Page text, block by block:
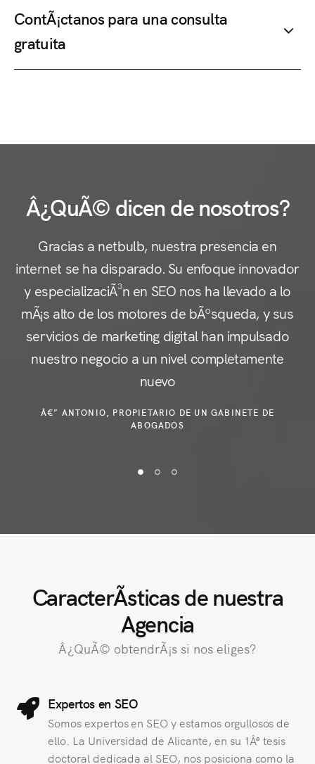
ContÃ¡ctanos para una consulta
gratuita
Â¿QuÃ© dicen de nosotros?
Gracias a netbulb, nuestra presencia en
internet se ha disparado. Su enfoque innovador
y especializaciÃ³n en SEO nos ha llevado a lo
mÃ¡s alto de los motores de bÃºsqueda, y sus
servicios de marketing digital han impulsado
nuestro negocio a un nivel completamente
nuevo
Â€” ANTONIO, PROPIETARIO DE UN GABINETE DE
ABOGADOS
CaracterÃ­sticas de nuestra
Agencia
Â¿QuÃ© obtendrÃ¡s si nos eliges?
Expertos en SEO
Somos expertos en SEO y estamos orgullosos de
ello. La Universidad de Alicante, en su 1Âª tesis
doctoral dedicada al SEO, nos posiciona como la